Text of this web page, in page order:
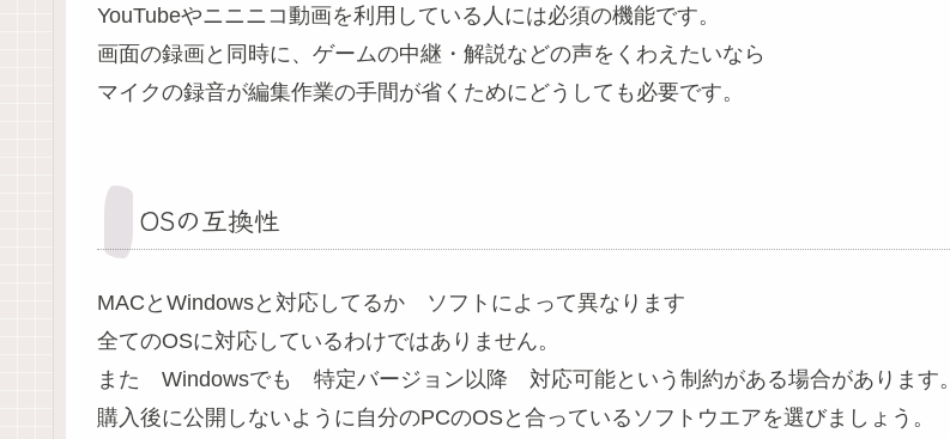
YouTubeやニニニコ動画を利用している人には必須の機能です。
画面の録画と同時に、ゲームの中継・解説などの声をくわえたいなら
マイクの録音が編集作業の手間が省くためにどうしても必要です。
OSの互換性
MACとWindowsと対応してるか ソフトによって異なります
全てのOSに対応しているわけではありません。
また Windowsでも 特定バージョン以降 対応可能という制約がある場合があります。
購入後に公開しないように自分のPCのOSと合っているソフトウエアを選びましょう。